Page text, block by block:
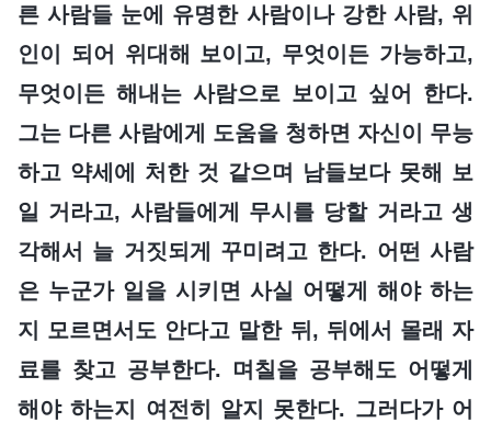
른 사람들 눈에 유명한 사람이나 강한 사람, 위
인이 되어 위대해 보이고, 무엇이든 가능하고,
무엇이든 해내는 사람으로 보이고 싶어 한다.
그는 다른 사람에게 도움을 청하면 자신이 무능
하고 약세에 처한 것 같으며 남들보다 못해 보
일 거라고, 사람들에게 무시를 당할 거라고 생
각해서 늘 거짓되게 꾸미려고 한다. 어떤 사람
은 누군가 일을 시키면 사실 어떻게 해야 하는
지 모르면서도 안다고 말한 뒤, 뒤에서 몰래 자
료를 찾고 공부한다. 며칠을 공부해도 어떻게
해야 하는지 여전히 알지 못한다. 그러다가 어